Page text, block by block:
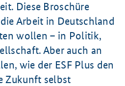
Diese Broschüre
Arbeit in Deutschland
wollen – in Politik,
Aber auch an
wie der ESF Plus den
Zukunft selbst